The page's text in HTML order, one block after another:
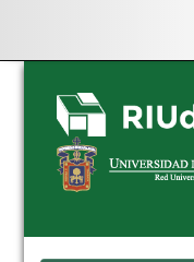
Skip
navigation